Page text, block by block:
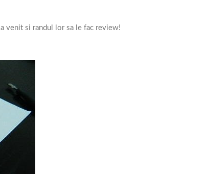
venit si randul lor sa le fac review!